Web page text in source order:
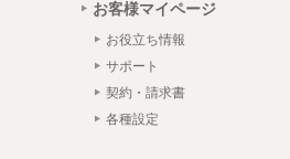
お客様マイページ
お役立ち情報
サポート
契約・請求書
各種設定